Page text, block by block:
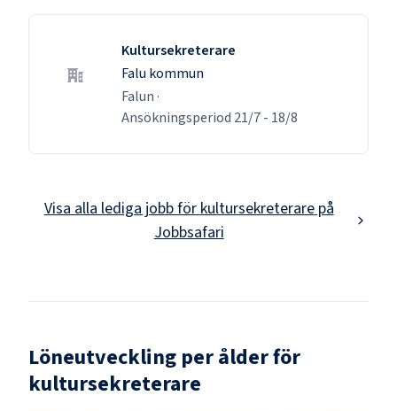
Kultursekreterare
Falu kommun
Falun ·
Ansökningsperiod 21/7- 18/8
Visa alla lediga jobb för kultursekreterarepå
Jobbsafari
Löneutveckling per ålder för
kultursekreterare